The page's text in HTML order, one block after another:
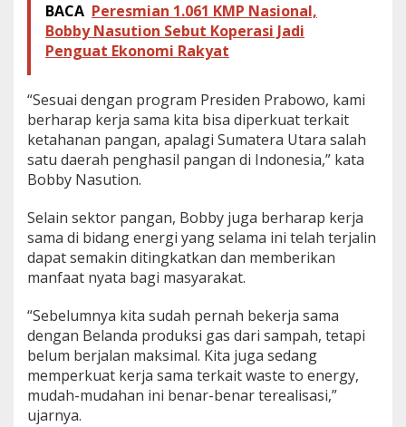
a
n
B
e
a
n
d
a
BACA Peresmian 1.061 KMP Nasional,
Bobby Nasution Sebut Koperasi Jadi
Penguat Ekonomi Rakyat
“Sesuai dengan program Presiden Prabowo, kami
berharap kerja sama kita bisa diperkuat terkait
ketahanan pangan, apalagi Sumatera Utara salah
satu daerah penghasil pangan di Indonesia,” kata
Bobby Nasution.
Selain sektor pangan, Bobby juga berharap kerja
sama di bidang energi yang selama ini telah terjalin
dapat semakin ditingkatkan dan memberikan
manfaat nyata bagi masyarakat.
“Sebelumnya kita sudah pernah bekerja sama
dengan Belanda produksi gas dari sampah, tetapi
belum berjalan maksimal. Kita juga sedang
memperkuat kerja sama terkait waste to energy,
mudah-mudahan ini benar-benar terealisasi,”
ujarnya.